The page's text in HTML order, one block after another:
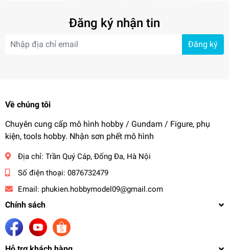
Đăng ký nhận tin
Đăng ký
Về chúng tôi
Chuyên cung cấp mô hình hobby / Gundam / Figure, phụ
kiện, tools hobby. Nhận sơn phết mô hình
Địa chỉ: Trần Quý Cáp, Đống Đa, Hà Nội
Số điện thoại: 0876732479
Email: phukien.hobbymodel09@gmail.com
Chính sách